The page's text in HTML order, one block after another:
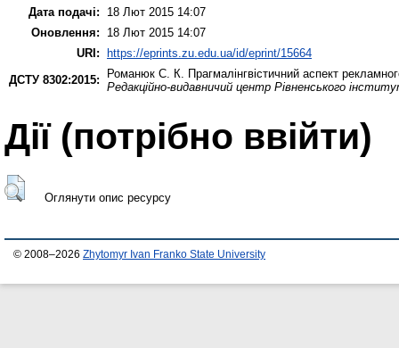
Дата подачі:
18 Лют 2015 14:07
Оновлення:
18 Лют 2015 14:07
URI:
https://eprints.zu.edu.ua/id/eprint/15664
ДСТУ 8302:2015:
Романюк С. К. Прагмалінгвістичний аспект
Редакційно-видавничий центр Рівненського
Дії ​​(потрібно ввійти)
Оглянути опис ресурсу
© 2008–2026 Zhytomyr Ivan Franko State University